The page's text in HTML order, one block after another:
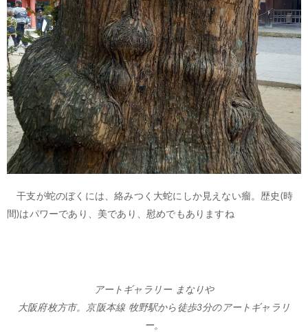
干支が蛇のぼくには、絡みつく大蛇にしか見えない瘤。歴史(時
間)はパワーであり、美であり、慰めでもありますね
アートギャラリー まなりや
大阪府枚方市。京阪本線 牧野駅から徒歩3分のアートギャラリ
ー。